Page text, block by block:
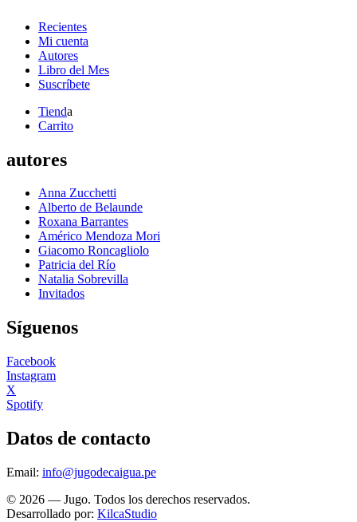
Recientes
Mi cuenta
Autores
Libro del Mes
Suscríbete
Tienda
Carrito
autores
Anna Zucchetti
Alberto de Belaunde
Roxana Barrantes
Américo Mendoza Mori
Giacomo Roncagliolo
Patricia del Río
Natalia Sobrevilla
Invitados
Síguenos
Facebook
Instagram
X
Spotify
Datos de contacto
Email: info@jugodecaigua.pe
© 2026 — Jugo. Todos los derechos reservados.
Desarrollado por: KilcaStudio